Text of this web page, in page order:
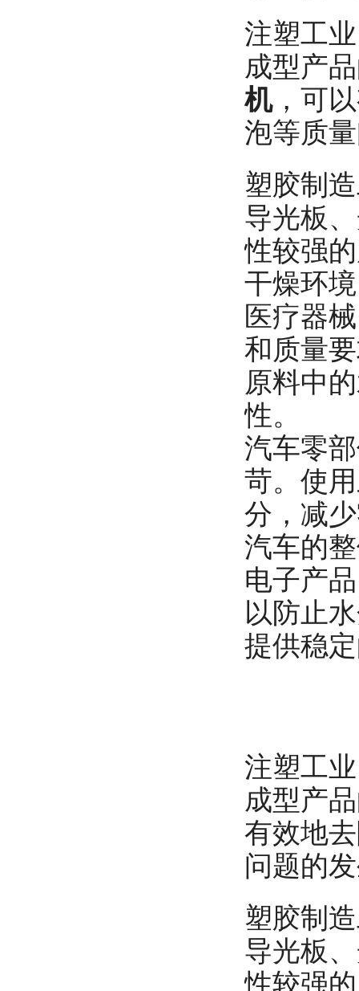
注塑工
成型产
机，可
泡等质
塑胶制
导光板
性较强
干燥环
医疗器
和质量
原料中
性。
汽车零
苛。使
分，减
汽车的
电子产
以防止
提供稳
注塑工
成型产
有效地
问题的
塑胶制
导光板
性较强